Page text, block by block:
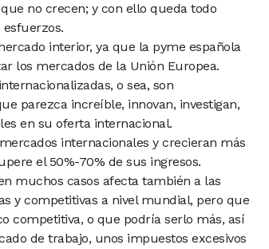
que no crecen; y con ello queda todo
interior, ya que la pyme española
los mercados de la Unión Europea.
o sea, son
parezca increíble, innovan, investigan,
en su oferta internacional.
mercados internacionales y crecieran más
el 50%-70% de sus ingresos.
muchos casos afecta también a las
y competitivas a nivel mundial, pero que
competitiva, o que podría serlo más, así
de trabajo, unos impuestos excesivos